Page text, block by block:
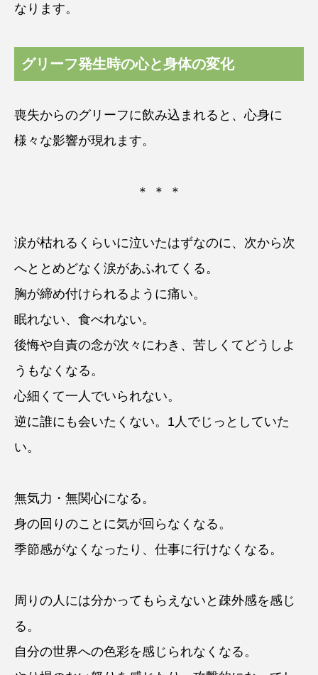
なります。
グリーフ発生時の心と身体の変化
喪失からのグリーフに飲み込まれると、心身に
様々な影響が現れます。
＊ ＊ ＊
涙が枯れるくらいに泣いたはずなのに、次から次
へととめどなく涙があふれてくる。
胸が締め付けられるように痛い。
眠れない、食べれない。
後悔や自責の念が次々にわき、苦しくてどうしよ
うもなくなる。
心細くて一人でいられない。
逆に誰にも会いたくない。1人でじっとしていた
い。
無気力・無関心になる。
身の回りのことに気が回らなくなる。
季節感がなくなったり、仕事に行けなくなる。
周りの人には分かってもらえないと疎外感を感じ
る。
自分の世界への色彩を感じられなくなる。